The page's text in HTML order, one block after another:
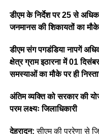
डीएम के निर्देश पर 25 से
जनमानस की शिकायतों का मौके
डीएम संग पगडंडिया नापगें
क्षेत्र ग्राम इठारना में 01
समस्याओं का मौके पर ही
अंतिम व्यक्ति को सरकार की
परम लक्ष्यः जिलाधिकारी
देहरादून: सीएम की प्ररेणा से